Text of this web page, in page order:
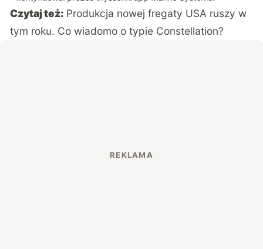
Czytaj też: Produkcja nowej fregaty USA ruszy w
tym roku. Co wiadomo o typie Constellation?